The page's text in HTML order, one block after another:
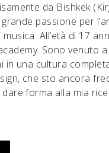
da Bishkek
passione per
All’età di 17
Sono venuto
in una cultura
che sto ancora
forma alla mia